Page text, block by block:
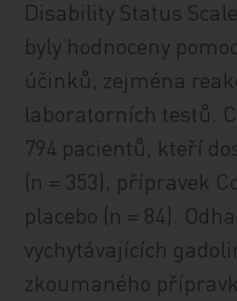
Disability Status
byly hodnoceny
účinků, zejména
laboratorních testů.
794 pacientů, kteří
(n = 353), přípravek
placebo (n = 84).
vychytávajících
zkoumaného